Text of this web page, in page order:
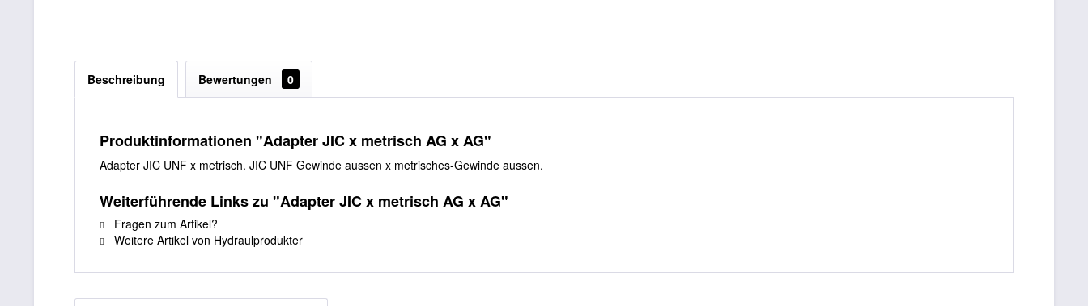
Beschreibung Bewertungen 0
Produktinformationen "Adapter JIC x metrisch AG x AG"
Adapter JIC UNF x metrisch. JIC UNF Gewinde aussen x metrisches-Gewinde aussen.
Weiterführende Links zu "Adapter JIC x metrisch AG x AG"
Fragen zum Artikel?
Weitere Artikel von Hydraulprodukter